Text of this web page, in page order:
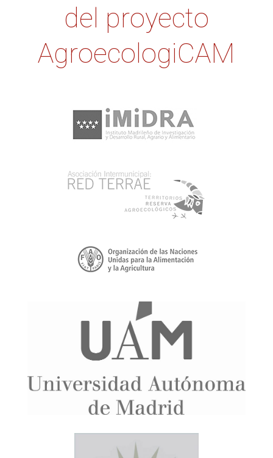
del proyecto
AgroecologiCAM